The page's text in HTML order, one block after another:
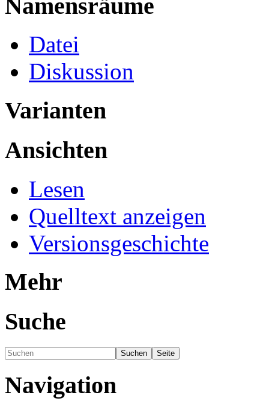
Namensräume
Datei
Diskussion
Varianten
Ansichten
Lesen
Quelltext anzeigen
Versionsgeschichte
Mehr
Suche
Navigation